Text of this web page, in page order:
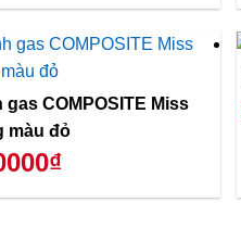
COMPOSITE Miss
màu đỏ